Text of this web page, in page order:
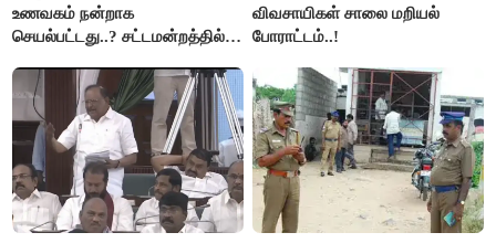
உணவகம் நன்றாக
செயல்பட்டது..? சட்டமன்றத்தில்
விவசாயிகள் சாலை மறியல்
போராட்டம்..!